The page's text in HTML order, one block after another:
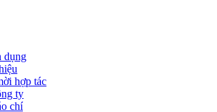
dụng
hợp tác
ty
chí